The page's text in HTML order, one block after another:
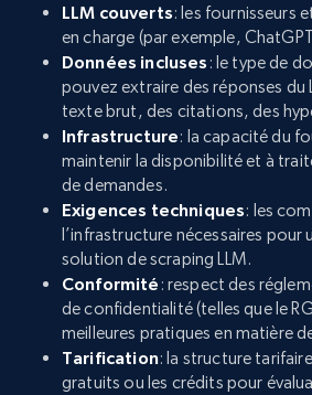
LLM couverts: les fournisseurs
en charge (par exemple,
Données incluses : le type de
pouvez extraire des réponses du
texte brut, des citations, des
Infrastructure: la capacité du
maintenir la disponibilité et à
de demandes.
Exigences techniques: les
l’infrastructure nécessaires pour
solution de scraping LLM.
Conformité : respect des
de confidentialité (telles que le
meilleures pratiques en matière
Tarification: la structure
gratuits ou les crédits pour